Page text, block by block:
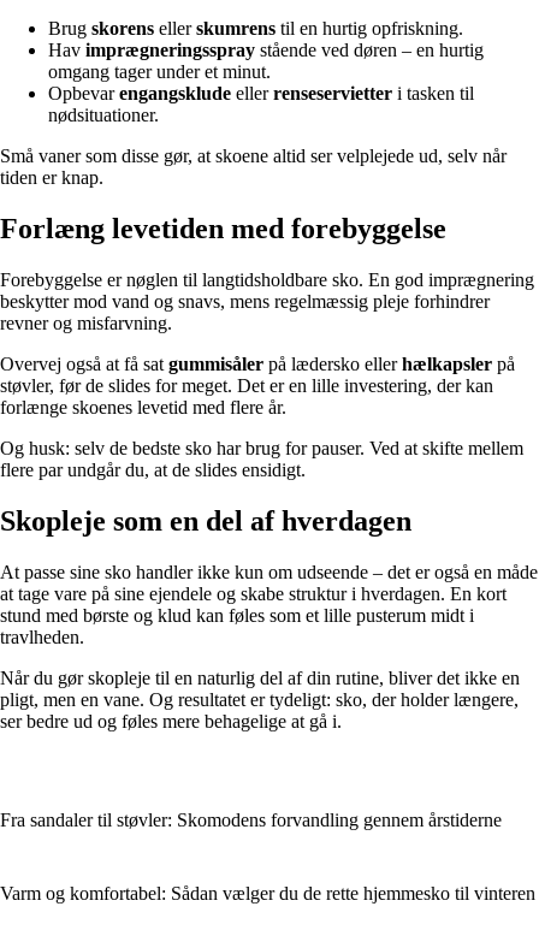
Brug skorens ellerskumrens til en hurtig opfriskning.
Hav imprægneringsspray stående ved døren – en hurtig
omgang tager under et minut.
Opbevarengangsklude ellerrenseservietter i tasken til
nødsituationer.
Små vaner som disse gør, at skoene altid ser velplejede ud, selv når
tiden er knap.
Forlæng levetiden med forebyggelse
Forebyggelse er nøglen til langtidsholdbare sko. En god imprægnering
beskytter mod vand og snavs, mens regelmæssig pleje forhindrer
revner og misfarvning.
Overvej også at få sat gummisåler på lædersko ellerhælkapsler på
støvler, før de slides for meget. Det er en lille investering, der kan
forlænge skoenes levetid med flere år.
Og husk: selv de bedste sko har brug for pauser. Ved at skifte mellem
flere par undgår du, at de slides ensidigt.
Skopleje som en del af hverdagen
At passe sine sko handler ikke kun om udseende – det er også en måde
at tage vare på sine ejendele og skabe struktur i hverdagen. En kort
stund med børste og klud kan føles som et lille pusterum midt i
travlheden.
Når du gør skopleje til en naturlig del af din rutine, bliver det ikke en
pligt, men en vane. Og resultatet er tydeligt: sko, der holder længere,
ser bedre ud og føles mere behagelige at gå i.
Fra sandaler til støvler: Skomodens forvandling gennem årstiderne
Varm og komfortabel: Sådan vælger du de rette hjemmesko til vinteren